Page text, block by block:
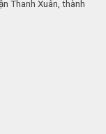
Thanh Xuân, thành